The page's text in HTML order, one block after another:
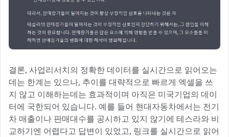
결론, 사업리서치의 정확한 데이터를 실시간으로 읽어오는
데는 한계는 있으나, 추이를 대략적으로 빠르게 엑셀을 쓰
지 않고 이해하는데는 효과적이며 아직은 미국기업의 데이
터에 국한되어 있습니다. 예를 들어 현대자동차에서는 전기
차 매출이나 판매대수를 공시하고 있지 않기에 테스라와 비
교하기엔 어렵다고 답변이 있었고, 링크를 실시간으로 읽어